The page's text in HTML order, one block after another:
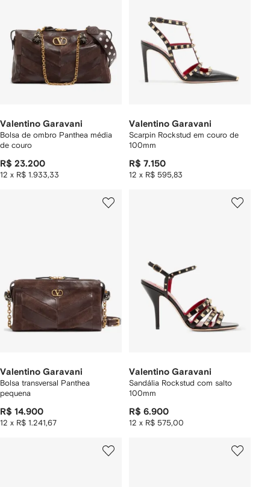
Valentino Garavani
Bolsa de ombro Panthea média
de couro
R$ 23.200
12 x R$ 1.933,33
Valentino Garavani
Scarpin Rockstud em couro de
100mm
R$ 7.150
12 x R$ 595,83
Valentino Garavani
Bolsa transversal Panthea
pequena
R$ 14.900
12 x R$ 1.241,67
Valentino Garavani
Sandália Rockstud com salto
100mm
R$ 6.900
12 x R$ 575,00